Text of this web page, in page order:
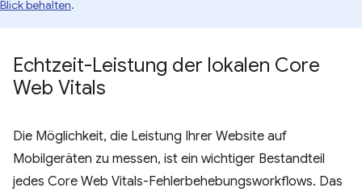
Blick behalten.
Echtzeit-Leistung der lokalen Core
Web Vitals
Die Möglichkeit, die Leistung Ihrer Website auf
Mobilgeräten zu messen, ist ein wichtiger Bestandteil
jedes Core Web Vitals-Fehlerbehebungsworkflows. Das